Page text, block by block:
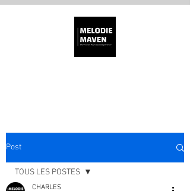
Post
TOUS LES POSTES
CHARLES